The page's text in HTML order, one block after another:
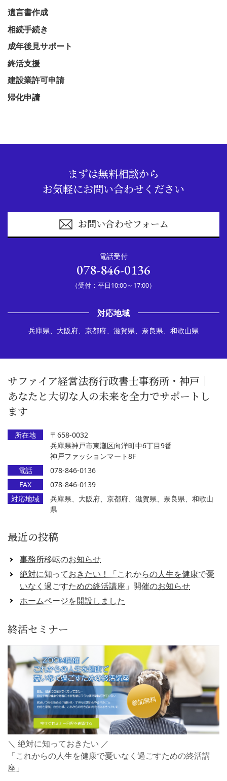
遺言書作成
相続手続き
成年後見サポート
終活支援
建設業許可申請
帰化申請
まずは無料相談から
お気軽にお問い合わせください
お問い合わせフォーム
電話受付
078-846-0136
（受付：平日10:00～17:00）
対応地域
兵庫県、大阪府、京都府、滋賀県、奈良県、和歌山県
サファイア経営法務行政書士事務所・神戸｜
あなたと大切な人の未来を全力でサポートし
ます
所在地
〒658-0032
兵庫県神戸市東灘区向洋町中6丁目9番
神戸ファッションマート8F
電話
078-846-0136
FAX
078-846-0139
対応地域
兵庫県、大阪府、京都府、滋賀県、奈良県、和歌山
県
最近の投稿
事務所移転のお知らせ
絶対に知っておきたい！「これからの人生を健康で憂
いなく過ごすための終活講座」開催のお知らせ
ホームページを開設しました
終活セミナー
＼ 絶対に知っておきたい ／
「これからの人生を健康で憂いなく過ごすための終活講
座」